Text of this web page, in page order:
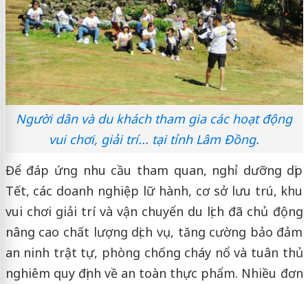
Người dân và du khách tham gia các hoạt động
vui chơi, giải trí... tại tỉnh Lâm Đồng.
Để đáp ứng nhu cầu tham quan, nghỉ dưỡng dịp
Tết, các doanh nghiệp lữ hành, cơ sở lưu trú, khu
vui chơi giải trí và vận chuyển du lịch đã chủ động
nâng cao chất lượng dịch vụ, tăng cường bảo đảm
an ninh trật tự, phòng chống cháy nổ và tuân thủ
nghiêm quy định về an toàn thực phẩm. Nhiều đơn